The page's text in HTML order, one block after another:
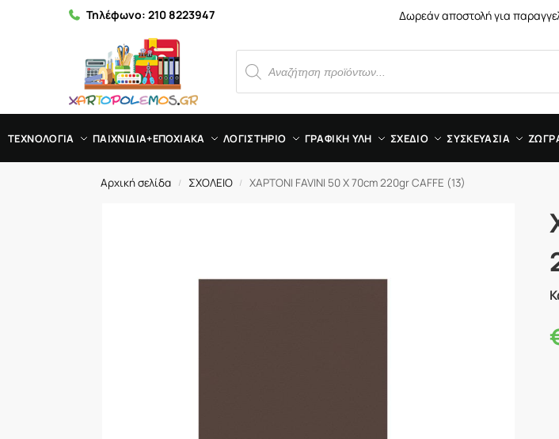
Τηλέφωνο: 210 8223947 Δωρεάν αποστολή για
ΤΕΧΝΟΛΟΓΙΑ ΠΑΙΧΝΙΔΙΑ+ΕΠΟΧΙΑΚΑ ΛΟΓΙΣΤΗΡΙΟ ΓΡΑΦΙΚΗ ΥΛΗ ΣΧΕΔΙΟ ΣΥΣΚΕΥΑΣΙΑ
Αρχική σελίδα / ΣΧΟΛΕΙΟ / ΧΑΡΤΟΝΙ FAVINI 50 X 70cm 220gr CAFFE (13)